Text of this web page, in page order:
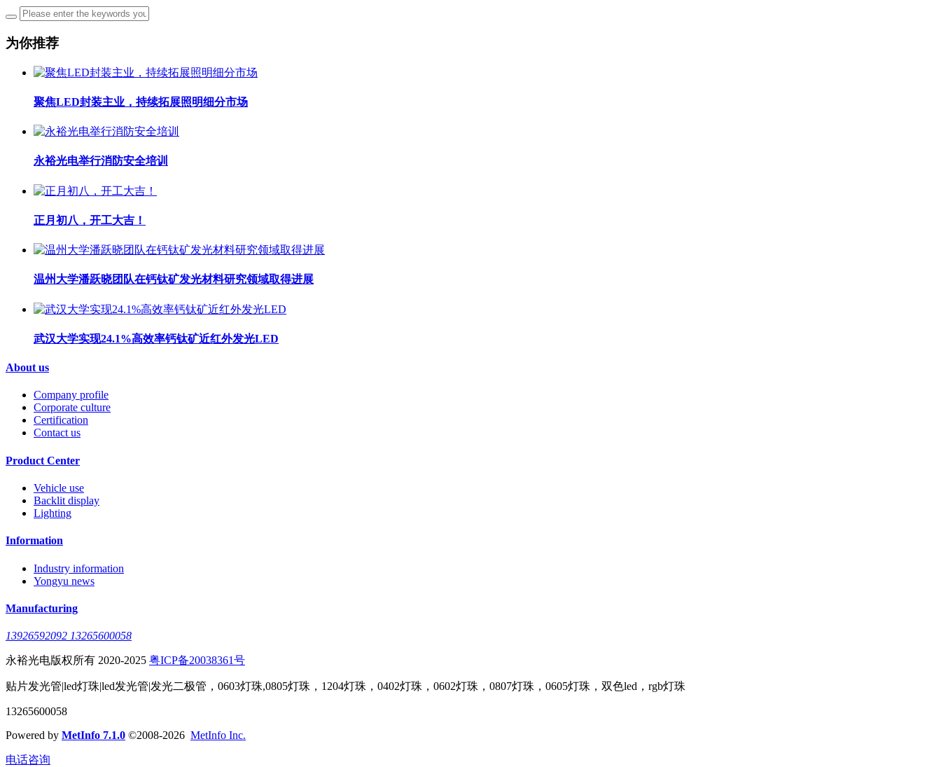
为你推荐
聚焦LED封装主业，持续拓展照明细分市场
永裕光电举行消防安全培训
正月初八，开工大吉！
温州大学潘跃晓团队在钙钛矿发光材料研究领域取得进展
武汉大学实现24.1%高效率钙钛矿近红外发光LED
About us
Company profile
Corporate culture
Certification
Contact us
Product Center
Vehicle use
Backlit display
Lighting
Information
Industry information
Yongyu news
Manufacturing
13926592092 13265600058
永裕光电版权所有 2020-2025 粤ICP备20038361号
贴片发光管|led灯珠|led发光管|发光二极管，0603灯珠,0805灯珠，1204灯珠，0402灯珠，0602灯珠，0807灯珠，0605灯珠，双色led，rgb灯珠
13265600058
Powered by MetInfo 7.1.0 ©2008-2026 MetInfo Inc.
电话咨询